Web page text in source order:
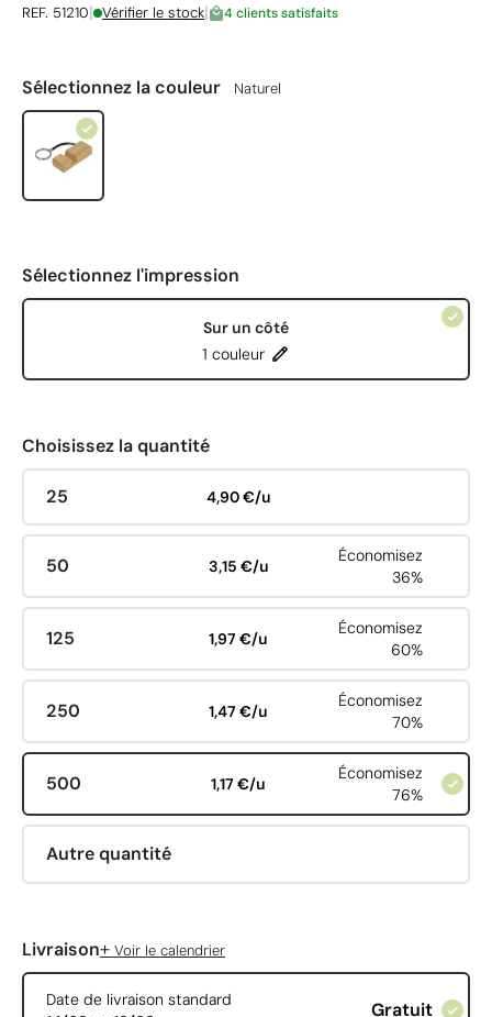
REF. 51210| Vérifier le stock| 4 clients satisfaits
Sélectionnez la couleur Naturel
Sélectionnez l'impression
Sur un côté
1 couleur
Choisissez la quantité
25 4,90 €/u
50 3,15 €/u
Économisez
36%
125 1,97 €/u
Économisez
60%
250 1,47 €/u
Économisez
70%
500 1,17 €/u
Économisez
76%
Autre quantité
Livraison+ Voir le calendrier
Date de livraison standard
Gratuit